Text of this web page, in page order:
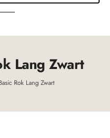
Lang Zwart
Rok Lang Zwart